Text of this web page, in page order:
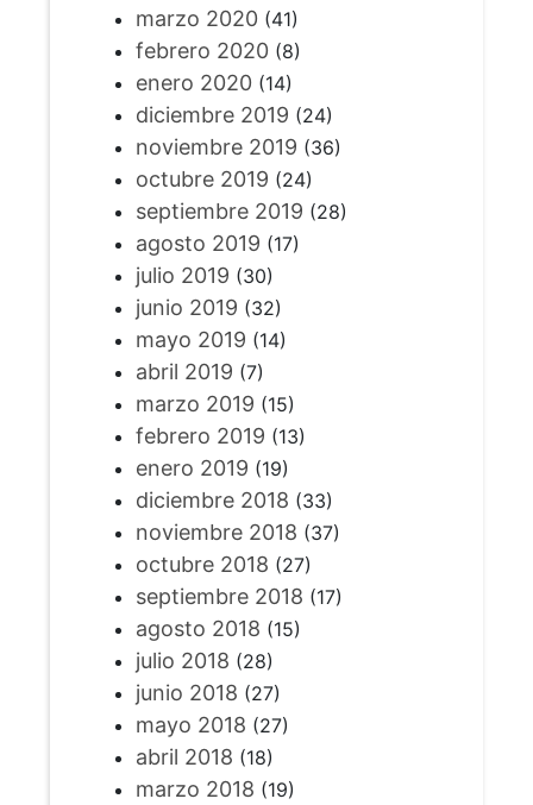
marzo 2020(41)
febrero 2020(8)
enero 2020(14)
diciembre 2019 (24)
noviembre 2019 (36)
octubre 2019 (24)
septiembre 2019 (28)
agosto 2019 (17)
julio 2019 (30)
junio 2019 (32)
mayo 2019 (14)
abril 2019 (7)
marzo 2019 (15)
febrero 2019 (13)
enero 2019 (19)
diciembre 2018 (33)
noviembre 2018 (37)
octubre 2018 (27)
septiembre 2018 (17)
agosto 2018 (15)
julio 2018 (28)
junio 2018 (27)
mayo 2018 (27)
abril 2018 (18)
marzo 2018 (19)